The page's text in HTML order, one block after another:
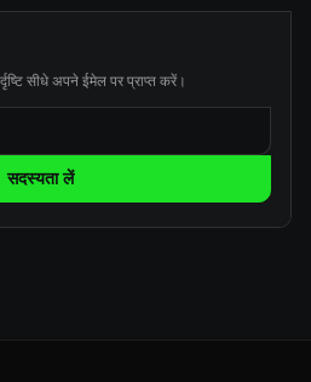
सीधे अपने ईमेल पर प्राप्त करें।
सदस्यता लें